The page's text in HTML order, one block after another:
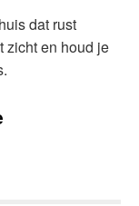
dat rust
zicht en houd je